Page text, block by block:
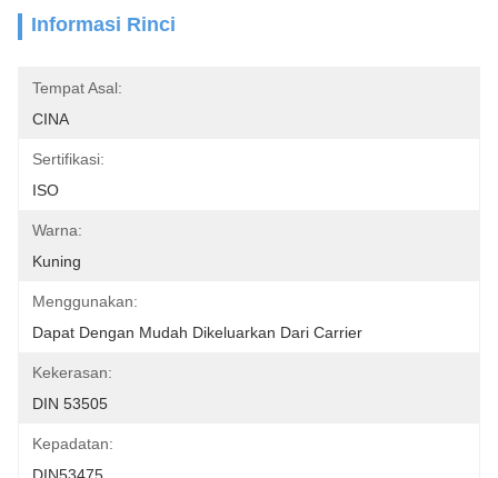
Informasi Rinci
Tempat Asal:
CINA
Sertifikasi:
ISO
Warna:
Kuning
Menggunakan:
Dapat Dengan Mudah Dikeluarkan Dari Carrier
Kekerasan:
DIN 53505
Kepadatan: